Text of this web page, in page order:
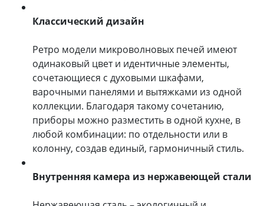
Классический дизайн
Ретро модели микроволновых печей имеют
одинаковый цвет и идентичные элементы,
сочетающиеся с духовыми шкафами,
варочными панелями и вытяжками из одной
коллекции. Благодаря такому сочетанию,
приборы можно разместить в одной кухне, в
любой комбинации: по отдельности или в
колонну, создав единый, гармоничный стиль.
Внутренняя камера из нержавеющей стали